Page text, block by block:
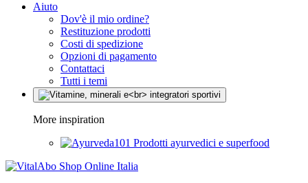
Aiuto
Dov'è il mio ordine?
Restituzione prodotti
Costi di spedizione
Opzioni di pagamento
Contattaci
Tutti i temi
More inspiration
Prodotti ayurvedici e superfood